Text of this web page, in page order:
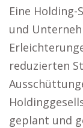
Eine
und
reduzierten
geplant und